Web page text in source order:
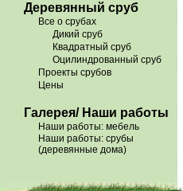
Деревянный сруб
Все о срубах
Дикий сруб
Квадратный сруб
Оцилиндрованный сруб
Проекты срубов
Цены
Галерея/ Наши работы
Наши работы: мебель
Наши работы: срубы
(деревянные дома)